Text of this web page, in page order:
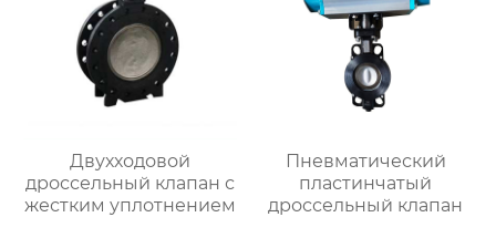
Двухходовой
дроссельный клапан с
жестким уплотнением
Пневматический
пластинчатый
дроссельный клапан